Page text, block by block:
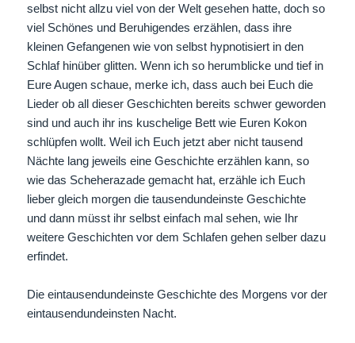
selbst nicht allzu viel von der Welt gesehen hatte, doch so
viel Schönes und Beruhigendes erzählen, dass ihre
kleinen Gefangenen wie von selbst hypnotisiert in den
Schlaf hinüber glitten. Wenn ich so herumblicke und tief in
Eure Augen schaue, merke ich, dass auch bei Euch die
Lieder ob all dieser Geschichten bereits schwer geworden
sind und auch ihr ins kuschelige Bett wie Euren Kokon
schlüpfen wollt. Weil ich Euch jetzt aber nicht tausend
Nächte lang jeweils eine Geschichte erzählen kann, so
wie das Scheherazade gemacht hat, erzähle ich Euch
lieber gleich morgen die tausendundeinste Geschichte
und dann müsst ihr selbst einfach mal sehen, wie Ihr
weitere Geschichten vor dem Schlafen gehen selber dazu
erfindet.
Die eintausendundeinste Geschichte des Morgens vor der
eintausendundeinsten Nacht.